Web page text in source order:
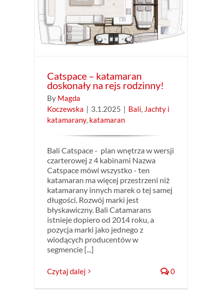
Catspace – katamaran
doskonały na rejs rodzinny!
By Magda
Koczewska | 3.1.2025 | Bali Jachty i
katamarany, katamaran
Bali Catspace - plan wnętrza w wersji
czarterowej z 4 kabinami Nazwa
Catspace mówi wszystko - ten
katamaran ma więcej przestrzeni niż
katamarany innych marek o tej samej
długości. Rozwój marki jest
błyskawiczny. Bali Catamarans
istnieje dopiero od 2014 roku, a
pozycja marki jako jednego z
wiodących producentów w
segmencie [...]
Czytaj dalej 0